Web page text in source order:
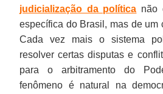
judicialização da política não
específica do Brasil, mas de um
Cada vez mais o sistema
resolver certas disputas e
para o arbitramento do
fenômeno é natural na